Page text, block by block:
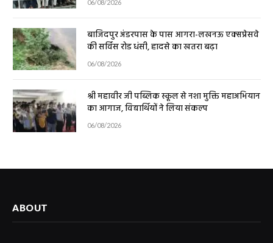
बाजिदपुर अंडरपास के पास आगरा-लखनऊ एक्सप्रेसवे
की सर्विस रोड धंसी, हादसे का खतरा बढ़ा
06/08/2026
श्री महावीर जी पब्लिक स्कूल से नशा मुक्ति महाअभियान
का आगाज, विद्यार्थियों ने लिया संकल्प
06/08/2026
ABOUT